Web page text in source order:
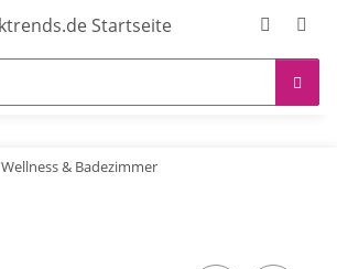
Wellness & Badezimmer